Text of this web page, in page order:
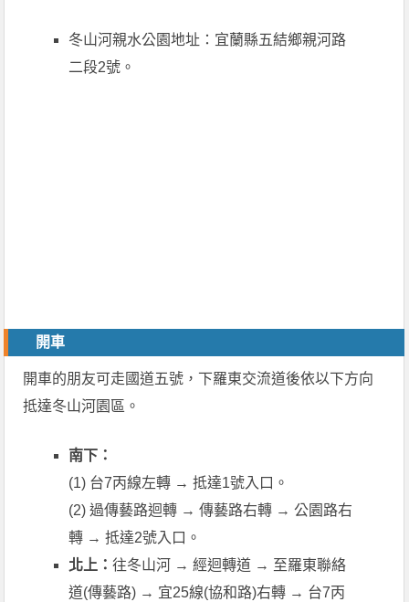
冬山河親水公園地址：宜蘭縣五結鄉親河路
二段2號。
開車
開車的朋友可走國道五號，下羅東交流道後依以下方向
抵達冬山河園區。
南下：
(1) 台7丙線左轉 → 抵達1號入口。
(2) 過傳藝路迴轉 → 傳藝路右轉 → 公園路右
轉 → 抵達2號入口。
北上：往冬山河 → 經迴轉道 → 至羅東聯絡
道(傳藝路) → 宜25線(協和路)右轉 → 台7丙